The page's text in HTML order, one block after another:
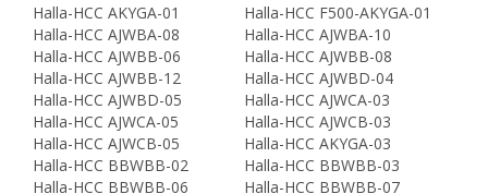
Halla-HCC AKYGA-01
Halla-HCC F500-AKYGA-01
Halla-HCC AJWBA-08
Halla-HCC AJWBA-10
Halla-HCC AJWBB-06
Halla-HCC AJWBB-08
Halla-HCC AJWBB-12
Halla-HCC AJWBD-04
Halla-HCC AJWBD-05
Halla-HCC AJWCA-03
Halla-HCC AJWCA-05
Halla-HCC AJWCB-03
Halla-HCC AJWCB-05
Halla-HCC AKYGA-03
Halla-HCC BBWBB-02
Halla-HCC BBWBB-03
Halla-HCC BBWBB-06
Halla-HCC BBWBB-07